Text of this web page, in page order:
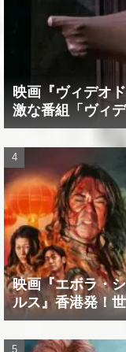
映画『ヴィデオ
激な番組「ヴィ
たの精神は蝕ま
映画『エボラ・
ルス』香港発！
ビー！！